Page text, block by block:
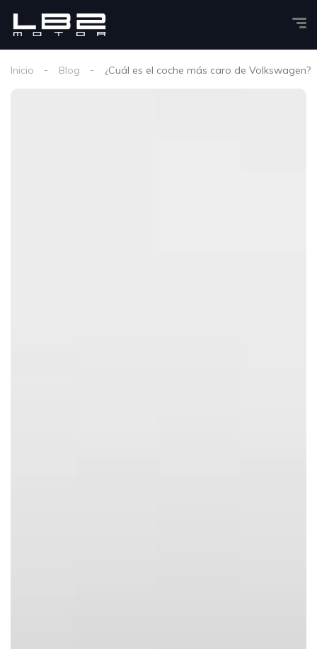
Inicio Blog ¿Cuál es el coche más caro de Volkswagen?